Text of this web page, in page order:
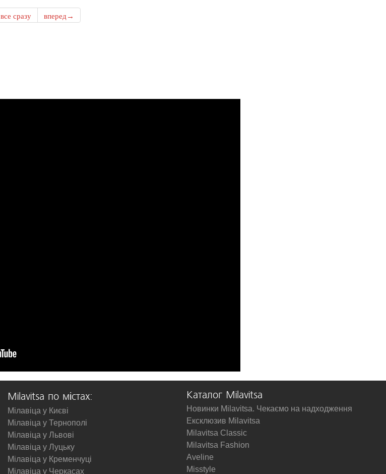
все сразу вперед→
Milavitsa по містах:
Мілавіца у Києві
Мілавіца у Тернополі
Мілавіца у Львові
Мілавіца у Луцьку
Мілавіца у Кременчуці
Мілавіца у Черкасах
Каталог Milavitsa
Новинки Milavitsa. Чекаємо на надходження
Ексклюзив Milavitsa
Milavitsa Classic
Milavitsa Fashion
Aveline
Misstyle